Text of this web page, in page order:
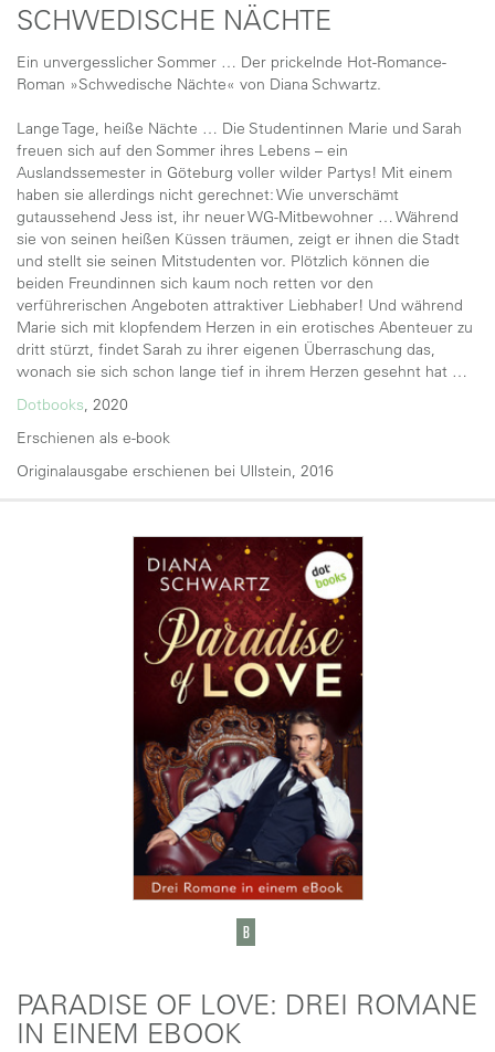
SCHWEDISCHE NÄCHTE
Ein unvergesslicher Sommer … Der prickelnde Hot-Romance-
Roman »Schwedische Nächte« von Diana Schwartz.
Lange Tage, heiße Nächte … Die Studentinnen Marie und Sarah
freuen sich auf den Sommer ihres Lebens – ein
Auslandssemester in Göteburg voller wilder Partys! Mit einem
haben sie allerdings nicht gerechnet: Wie unverschämt
gutaussehend Jess ist, ihr neuer WG-Mitbewohner … Während
sie von seinen heißen Küssen träumen, zeigt er ihnen die Stadt
und stellt sie seinen Mitstudenten vor. Plötzlich können die
beiden Freundinnen sich kaum noch retten vor den
verführerischen Angeboten attraktiver Liebhaber! Und während
Marie sich mit klopfendem Herzen in ein erotisches Abenteuer zu
dritt stürzt, findet Sarah zu ihrer eigenen Überraschung das,
wonach sie sich schon lange tief in ihrem Herzen gesehnt hat …
Dotbooks, 2020
Erschienen als e-book
Originalausgabe erschienen bei Ullstein, 2016
PARADISE OF LOVE: DREI ROMANE
IN EINEM EBOOK